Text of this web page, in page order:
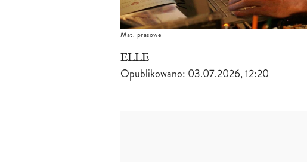
Mat. prasowe
ELLE
Opublikowano: 03.07.2026, 12:20